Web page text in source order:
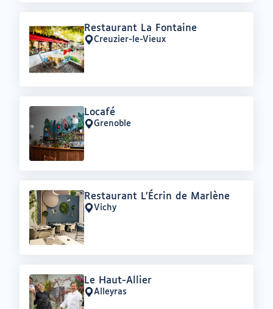
Offre
:
Restaurant La Fontaine
Lieu
:
Creuzier-le-Vieux
Offre
:
Locafé
Lieu
:
Grenoble
Offre
:
Restaurant L’Écrin de Marlène
Lieu
:
Vichy
Offre
:
Le Haut-Allier
Lieu
:
Alleyras